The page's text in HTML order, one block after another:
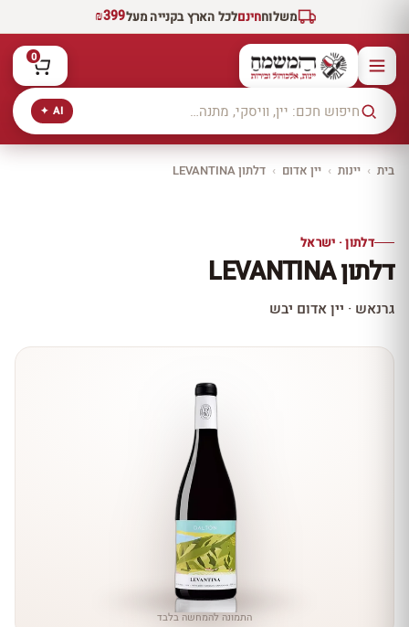
משלוחחינםלכל הארץ בקנייה מעל₪399
AI ✦
0
בית › יינות › יין אדום › דלתון LEVANTINA
10% הנחה
עכשיו ב-10% הנחה
דלתון · ישראל
דלתון LEVANTINA
גרנאש · יין אדום יבש
התמונה להמחשה בלבד